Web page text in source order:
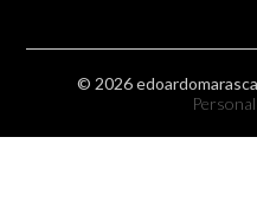
© 2026